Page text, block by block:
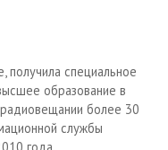
получила специальное
образование в
более 30
службы